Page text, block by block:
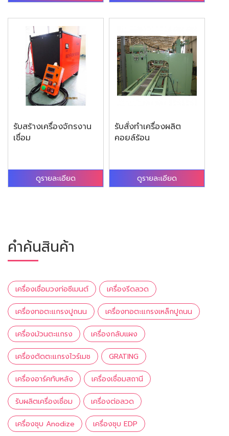
รับสร้างเครื่องจักรงาน
เชื่อม
ดูรายละเอียด
รับสั่งทำเครื่องผลิต
คอยล์ร้อน
ดูรายละเอียด
คำค้นสินค้า
เครื่องเชื่อมวงท่อซีเมนต์ เครื่องรีดลวด
เครื่องทอตะแกรงปูถนน เครื่องทอตะแกรงเหล็กปูถนน
เครื่องม้วนตะแกรง เครื่องกลับแผง
เครื่องตัดตะแกรงไวร์เมช GRATING
เครื่องอาร์คทับหลัง เครื่องเชื่อมสถานี
รับผลิตเครื่องเชื่อม เครื่องต่อลวด
เครื่องชุบ Anodize เครื่องชุบ EDP